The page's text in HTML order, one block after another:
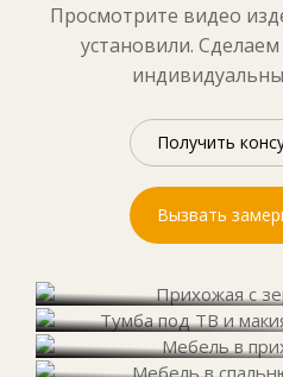
Просмотрите видео
установили.
Получить
Вызвать